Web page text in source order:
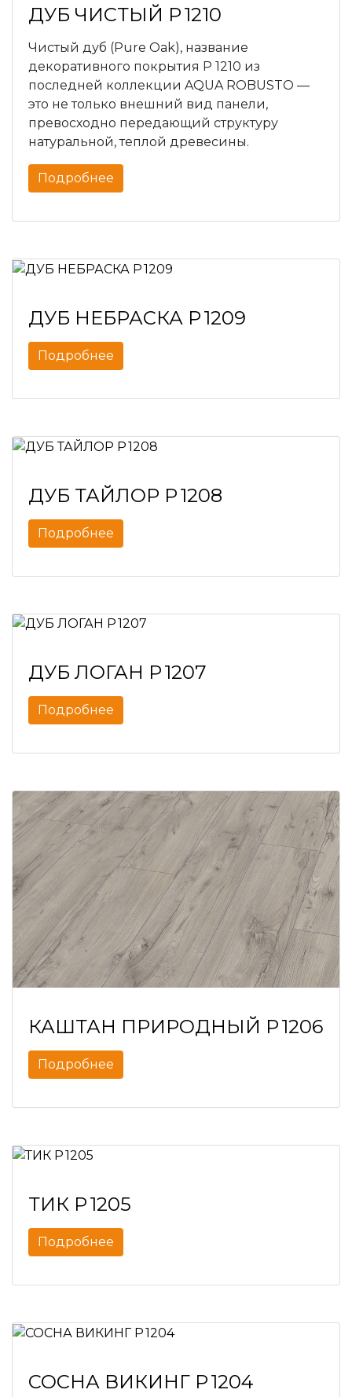
ДУБ ЧИСТЫЙ P 1210
Чистый дуб (Pure Oak), название
декоративного покрытия P 1210 из
последней коллекции AQUA ROBUSTO —
это не только внешний вид панели,
превосходно передающий структуру
натуральной, теплой древесины.
Подробнее
ДУБ НЕБРАСКА P 1209
Подробнее
ДУБ ТАЙЛОР P 1208
Подробнее
ДУБ ЛОГАН P 1207
Подробнее
КАШТАН ПРИРОДНЫЙ P 1206
Подробнее
ТИК P 1205
Подробнее
СОСНА ВИКИНГ P 1204